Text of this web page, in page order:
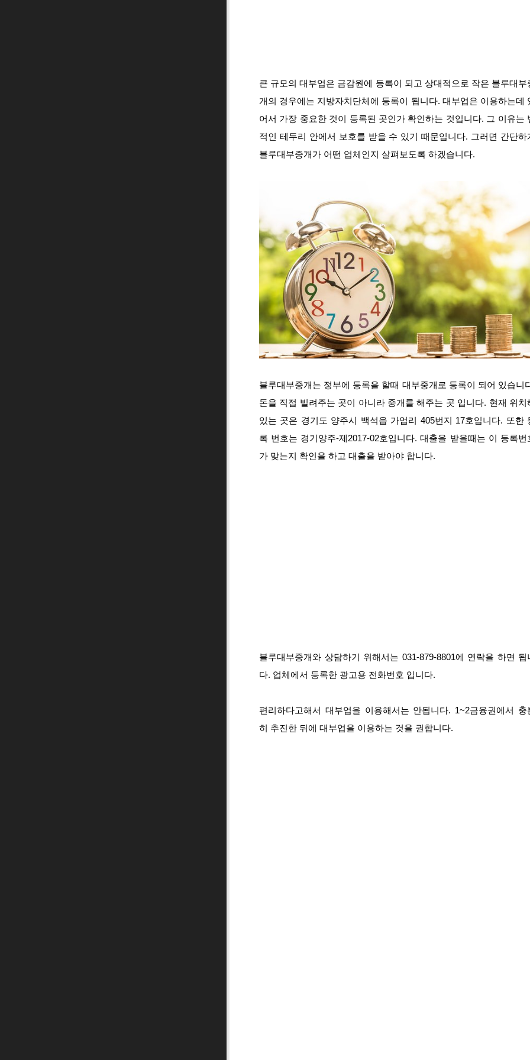
큰 규모의 대부업은 금감원에 등록이 되고 상대적으로 작은 블루대부
개의 경우에는 지방자치단체에 등록이 됩니다. 대부업은 이용하는데
어서 가장 중요한 것이 등록된 곳인가 확인하는 것입니다. 그 이유는
적인 테두리 안에서 보호를 받을 수 있기 때문입니다. 그러면 간단하
블루대부중개가 어떤 업체인지 살펴보도록 하겠습니다.
블루대부중개는 정부에 등록을 할때 대부중개로 등록이 되어 있습니
돈을 직접 빌려주는 곳이 아니라 중개를 해주는 곳 입니다. 현재 위치
있는 곳은 경기도 양주시 백석읍 가업리 405번지 17호입니다. 또한
록 번호는 경기양주-제2017-02호입니다. 대출을 받을때는 이 등록번
가 맞는지 확인을 하고 대출을 받아야 합니다.
블루대부중개와 상담하기 위해서는 031-879-8801에 연락을 하면 됩
다. 업체에서 등록한 광고용 전화번호 입니다.
편리하다고해서 대부업을 이용해서는 안됩니다. 1~2금융권에서 충
히 추진한 뒤에 대부업을 이용하는 것을 권합니다.